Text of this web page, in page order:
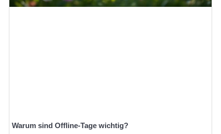
Warum sind Offline-Tage wichtig?